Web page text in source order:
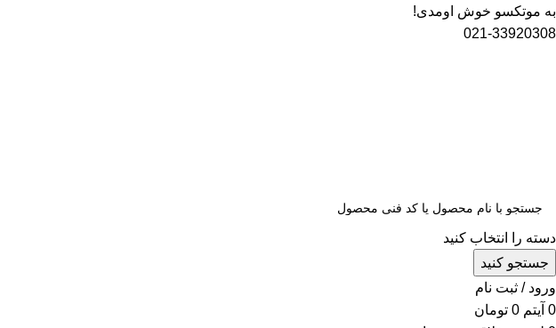
به موتکسو خوش اومدی!
021-33920308
دسته را انتخاب کنید
جستجو کنید
ورود / ثبت نام
0 آیتم 0 تومان